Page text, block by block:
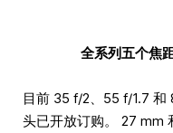
全系列五个焦
目前 35 f/2、55 f/1.7 和
头已开放订购。 27 mm